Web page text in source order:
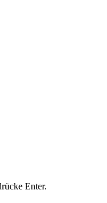
Enter.